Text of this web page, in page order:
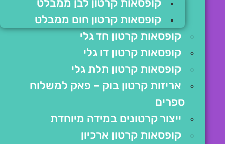
קופסאות קרטון לבן ממבלט
קופסאות קרטון חום ממבלט
קופסאות קרטון חד גלי
קופסאות קרטון דו גלי
קופסאות קרטון תלת גלי
אריזות קרטון בוק – פאק למשלוח
ספרים
ייצור קרטונים במידה מיוחדת
קופסאות קרטון ארכיון